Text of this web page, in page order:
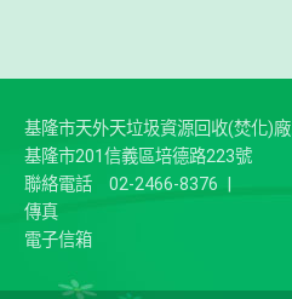
基隆市天外天垃圾資源回收(焚化)廠
基隆市201信義區培德路223號
聯絡電話
02-2466-8376
傳真
電子信箱